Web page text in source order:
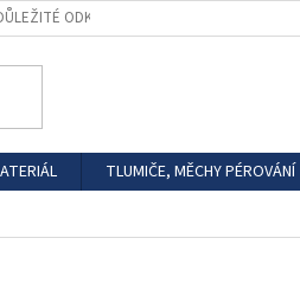
ODKAZY
TLUMIČE, MĚCHY PÉROVÁNÍ